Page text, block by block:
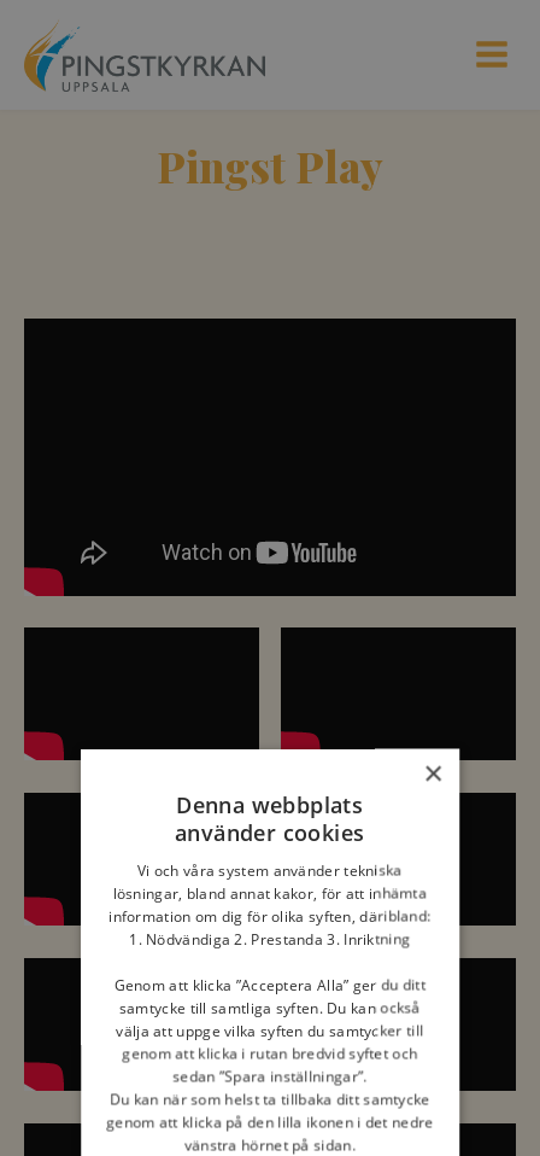
Pingst Play
×
Denna webbplats
använder cookies
Vi och våra system använder tekniska
lösningar, bland annat kakor, för att inhämta
information om dig för olika syften, däribland:
1. Nödvändiga 2. Prestanda 3. Inriktning
Genom att klicka ”Acceptera Alla” ger du ditt
samtycke till samtliga syften. Du kan också
välja att uppge vilka syften du samtycker till
genom att klicka i rutan bredvid syftet och
sedan ”Spara inställningar”.
Du kan när som helst ta tillbaka ditt samtycke
genom att klicka på den lilla ikonen i det nedre
vänstra hörnet på sidan.